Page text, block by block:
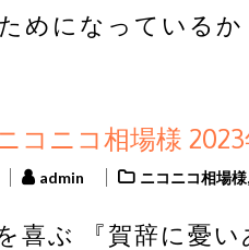
めになっている
コニコ相場様 2023
admin ニコニコ相場様,
喜ぶ 『賀辞に憂